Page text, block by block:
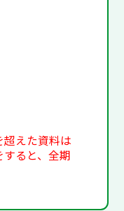
えた資料は
すると、全期